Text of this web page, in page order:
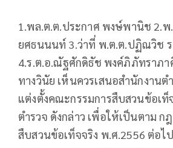
1.พล.ต.ต.ประกาศ พงษ์พานิช 2.
ยศธนนนท์ 3.ว่าที่ พ.ต.ต.ปฏิณวิช ร
4.ร.ต.อ.ณัฐศักดิธัช พงค์ภิภัทราภ
ทางวินัย เห็นควรเสนอสำนักงานต
แต่งตั้งคณะกรรมการสืบสวนข้อเท็
ตำรวจ ดังกล่าว เพื่อให้เป็นตาม ก
สืบสวนข้อเท็จจริง พ.ศ.2556 ต่อไป